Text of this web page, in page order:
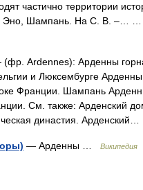
частично территории
Эно, Шампань. На С. В. ‒…
Ardennes): Арденны
и Люксембурге
Франции. Шампань
См. также: Арденский
династия.
— Арденны … Википедия